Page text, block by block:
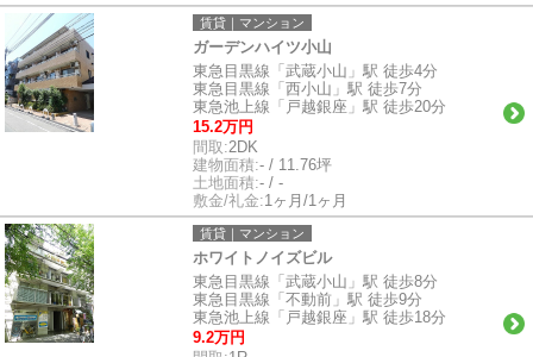
賃貸｜マンション
ガーデンハイツ小山
東急目黒線「武蔵小山」駅 徒歩4分
東急目黒線「西小山」駅 徒歩7分
東急池上線「戸越銀座」駅 徒歩20分
15.2万円
間取:2DK
建物面積:- / 11.76坪
土地面積:- / -
敷金/礼金:1ヶ月/1ヶ月
賃貸｜マンション
ホワイトノイズビル
東急目黒線「武蔵小山」駅 徒歩8分
東急目黒線「不動前」駅 徒歩9分
東急池上線「戸越銀座」駅 徒歩18分
9.2万円